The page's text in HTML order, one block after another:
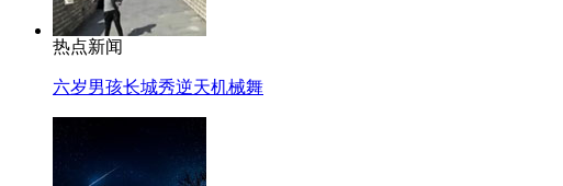
热点新闻
六岁男孩长城秀逆天机械舞